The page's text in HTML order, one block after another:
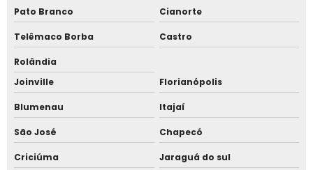
Sistema para catraca de academia
Sistema para catraca de condomínio
Sistema para catraca de padaria
Sistema para catraca de piscina
Pato Branco Cianorte
Telêmaco Borba Castro
Rolândia
Joinville
Florianópolis
Blumenau Itajaí
São José Chapecó
Criciúma Jaraguá do sul